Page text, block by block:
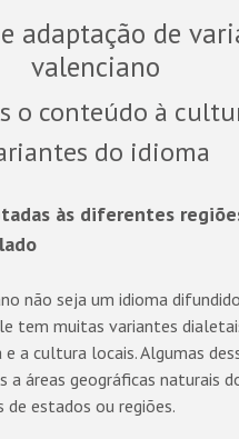
adaptação de
valenciano
o conteúdo à
do idioma
às diferentes
não seja um idioma
tem muitas variantes
a cultura locais. Algumas
a áreas geográficas naturais
estados ou regiões.